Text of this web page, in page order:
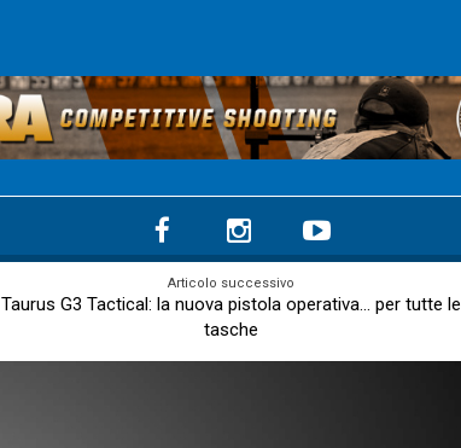
Articolo successivo
Taurus G3 Tactical: la nuova pistola operativa... per tutte le
tasche